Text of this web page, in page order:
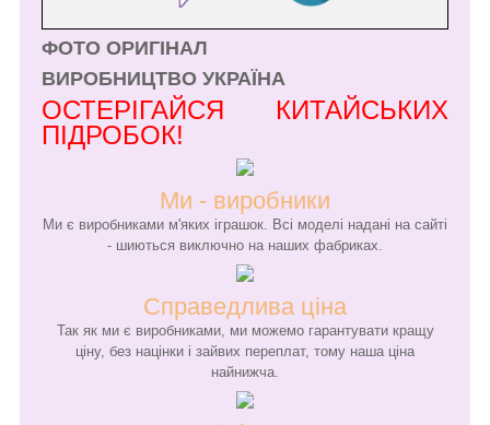
ФОТО ОРИГІНАЛ
ВИРОБНИЦТВО УКРАЇНА
ОСТЕРІГАЙСЯ КИТАЙСЬКИХ
ПІДРОБОК!
Ми - виробники
Ми є виробниками м'яких іграшок. Всі моделі надані на сайті
- шиються виключно на наших фабриках.
Справедлива ціна
Так як ми є виробниками, ми можемо гарантувати кращу
ціну, без націнки і зайвих переплат, тому наша ціна
найнижча.